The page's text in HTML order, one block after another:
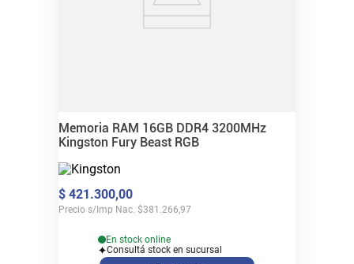
Memoria RAM 16GB DDR4 3200MHz
Kingston Fury Beast RGB
$ 421.300,00
Precio s/Imp Nac. $381.266,97
En stock online
Consultá stock en sucursal